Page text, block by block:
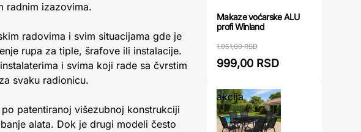
radnim izazovima.
radovima i svim situacijama gde je
rupa za tiple, šrafove ili instalacije.
i svima koji rade sa čvrstim
svaku radionicu.
patentiranoj višezubnoj konstrukciji
alata. Dok je drugi modeli često
Makaze voćarske ALU
profi Winland
1.051,00 RSD
999,00 RSD
akcija